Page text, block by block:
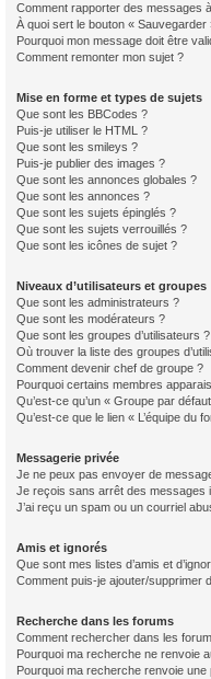
Comment rapporter des messages
À quoi sert le bouton «
Pourquoi mon message doit être
Comment remonter mon sujet ?
Mise en forme et types de sujets
Que sont les BBCodes ?
Puis-je utiliser le HTML ?
Que sont les smileys ?
Puis-je publier des images ?
Que sont les annonces globales ?
Que sont les annonces ?
Que sont les sujets épinglés ?
Que sont les sujets verrouillés ?
Que sont les icônes de sujet ?
Niveaux d’utilisateurs et groupes
Que sont les administrateurs ?
Que sont les modérateurs ?
Que sont les groupes d’utilisateurs ?
Où trouver la liste des groupes
Comment devenir chef de groupe ?
Pourquoi certains membres
Qu’est-ce qu’un « Groupe par
Qu’est-ce que le lien « L’équipe du
Messagerie privée
Je ne peux pas envoyer de
Je reçois sans arrêt des messages
J’ai reçu un spam ou un courriel
Amis et ignorés
Que sont mes listes d’amis et
Comment puis-je ajouter/supprimer
Recherche dans les forums
Comment rechercher dans les
Pourquoi ma recherche ne renvoie
Pourquoi ma recherche renvoie une